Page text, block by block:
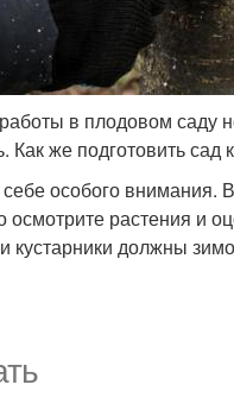
в плодовом саду
Как же подготовить сад
особого
растения и
кустарники должны